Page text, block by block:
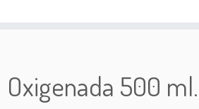
Oxigenada 500 ml.